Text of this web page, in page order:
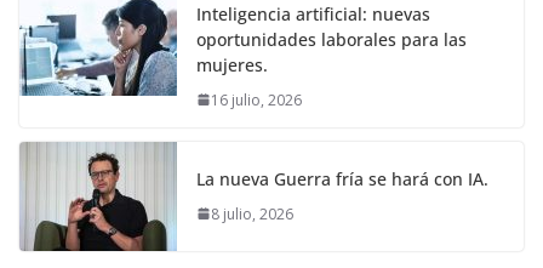
Inteligencia artificial: nuevas
oportunidades laborales para las
mujeres.
16 julio, 2026
La nueva Guerra fría se hará con IA.
8 julio, 2026